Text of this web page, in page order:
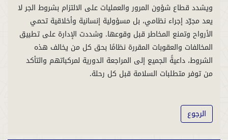
ويشدد قطاع شؤون المرور والعمليات على الالتزام بشروط الجر لا
يعد مجرّد إجراء نظامي، بل مسؤولية إنسانية وأخلاقية تحمي
الأرواح وتمنع المخاطر قبل وقوعها. وشددت الإدارة على تطبيق
المخالفات والعقوبات المقررة نظامًا بحق كل من يخالف هذه
الشروط، داعيةً الجميع إلى المراجعة الدورية لمركباتهم والتأكد
من توفر متطلبات السلامة قبل كل رحلة.
الرجوع